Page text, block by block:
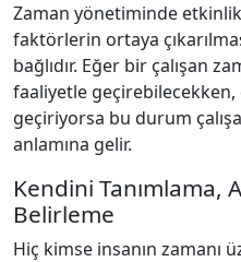
Zaman yönetiminde
faktörlerin ortaya
bağlıdır. Eğer bir çalışan
faaliyetle
geçiriyorsa bu durum
anlamına gelir.
Kendini Tanımlama,
Belirleme
Hiç kimse insanın zamanı